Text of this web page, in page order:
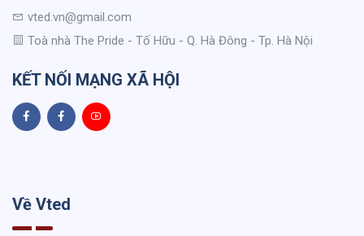
vted.vn@gmail.com
Toà nhà The Pride - Tố Hữu - Q. Hà Đông - Tp. Hà Nội
KẾT NỐI MẠNG XÃ HỘI
Về Vted